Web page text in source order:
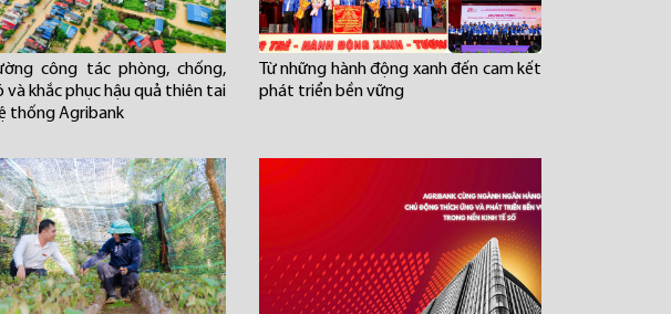
công tác phòng, chống,
và khắc phục hậu quả thiên tai
thống Agribank
Từ những hành động xanh đến cam kết
phát triển bền vững